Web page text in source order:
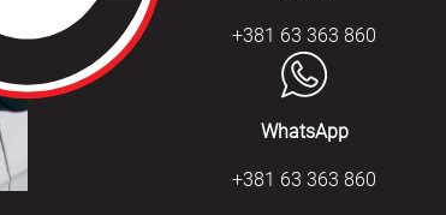
+381 63 363 860
WhatsApp
+381 63 363 860